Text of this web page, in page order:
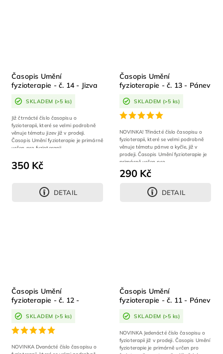
Časopis Umění
fyzioterapie - č. 14 - Jizva
SKLADEM (>5 ks)
350 Kč
DETAIL
Již čtrnácté číslo časopisu o
fyzioterapii, které se velmi podrobně
věnuje tématu jizev již v prodeji.
Časopis Umění fyzioterapie je primárně
určen pro fyzioterapii,...
Časopis Umění
fyzioterapie - č. 13 - Pánev
SKLADEM (>5 ks)
290 Kč
DETAIL
NOVINKA! Třinácté číslo časopisu o
fyzioterapii, které se velmi podrobně
věnuje tématu pánve a kyčle, již v
prodeji. Časopis Umění fyzioterapie je
primárně určen pro...
Časopis Umění
fyzioterapie - č. 12 -
SKLADEM (>5 ks)
NOVINKA Dvanácté číslo časopisu o
Časopis Umění
fyzioterapie - č. 11 - Pánev
SKLADEM (>5 ks)
NOVINKA Jedenácté číslo časopisu o
fyzioterapii již v prodeji. Časopis Umění
fyzioterapie je primárně určen pro